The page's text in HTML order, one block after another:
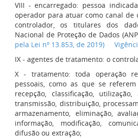
VIII - encarregado: pessoa
operador para atuar como canal de
controlador, os titulares dos
Nacional de Proteção de Dados
pela Lei nº 13.853, de 2019)
IX - agentes de tratamento: o
X - tratamento: toda operação
pessoais, como as que se
recepção, classificação, utilização,
transmissão, distribuição,
armazenamento, eliminação,
informação, modificação,
difusão ou extração;